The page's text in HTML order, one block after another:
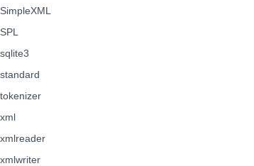
SimpleXML
SPL
sqlite3
standard
tokenizer
xml
xmlreader
xmlwriter